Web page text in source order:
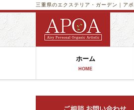
三重県のエクステリア・ガーデン｜アポ
ホーム
HOME